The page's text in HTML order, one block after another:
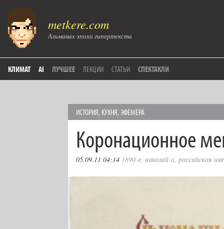
metkere.com
Альманах эпохи гипертекста
КЛИМАТ AI ЛУЧШЕЕ ЛЕКЦИИ СТАТЬИ СПЕКТАКЛИ
ИСТОРИЯ, КУХНЯ,ЭФЕМЕРА
Коронационное
05.09.11 04:14 1890-е, николай ii, российская